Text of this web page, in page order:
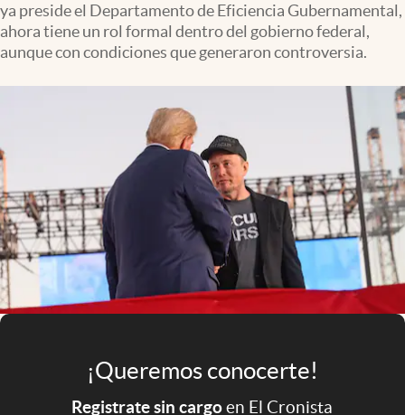
Infotechnology
Eventos Corporativos
El Cronista Studio
Mediakit
abre en nueva pestaña
Argentina
ya preside el Departamento de Eficiencia Gubernamental,
ahora tiene un rol formal dentro del gobierno federal,
aunque con condiciones que generaron controversia.
¡Queremos conocerte!
Registrate sin cargoen El Cronista